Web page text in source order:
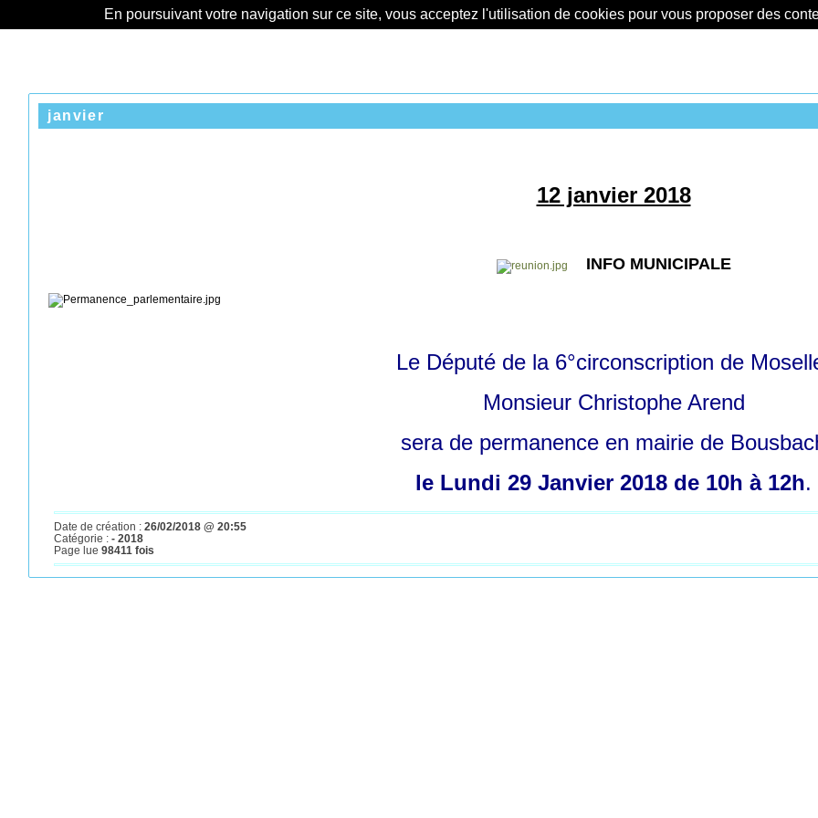
En poursuivant votre navigation sur ce site, vous acceptez l'utilisation de cookies pour vous proposer des
janvier
12 janvier 2018
INFO MUNICIPALE
Le Député de la 6°circonscription de
Monsieur Christophe Arend
sera de permanence en mairie de
le Lundi 29 Janvier 2018 de 10h à 12h.
Date de création : 26/02/2018 @ 20:55
Catégorie : - 2018
Page lue 98411 fois